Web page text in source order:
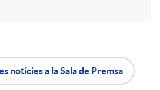
notícies a la Sala de Premsa